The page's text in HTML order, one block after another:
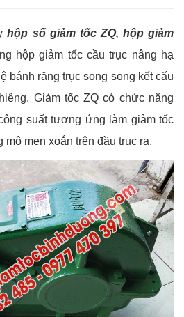
hộp số giảm tốc ZQ, hộp giảm
hộp giảm tốc cầu trục nâng hạ
bánh răng trục song song kết cấu
Giảm tốc ZQ có chức năng
suất tương ứng làm giảm tốc
mô men xoắn trên đầu trục ra.